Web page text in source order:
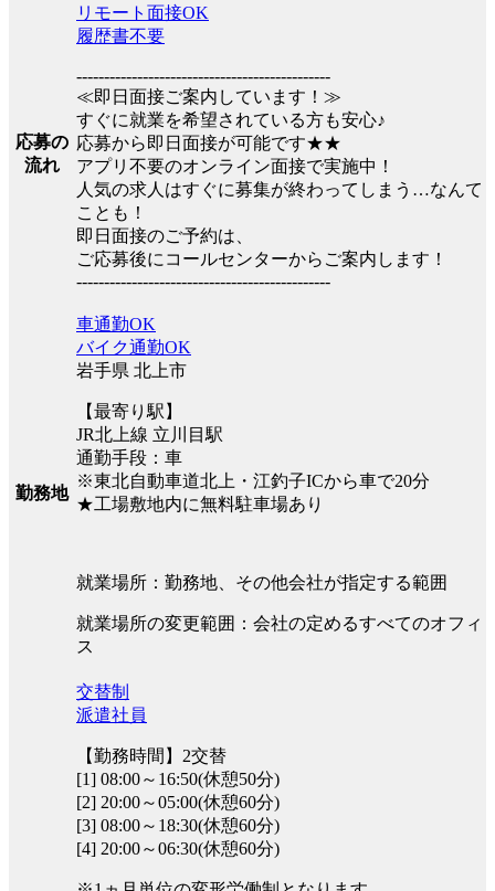
応募の
流れ
リモート面接OK
履歴書不要
----------------------------------------------
≪即日面接ご案内しています！≫
すぐに就業を希望されている方も安心♪
応募から即日面接が可能です★★
アプリ不要のオンライン面接で実施中！
人気の求人はすぐに募集が終わってしまう…なんて
ことも！
即日面接のご予約は、
ご応募後にコールセンターからご案内します！
----------------------------------------------
勤務地
車通勤OK
バイク通勤OK
岩手県 北上市
【最寄り駅】
JR北上線 立川目駅
通勤手段：車
※東北自動車道北上・江釣子ICから車で20分
★工場敷地内に無料駐車場あり
就業場所：勤務地、その他会社が指定する範囲
就業場所の変更範囲：会社の定めるすべてのオフィ
ス
交替制
派遣社員
【勤務時間】2交替
[1] 08:00～16:50(休憩50分)
[2] 20:00～05:00(休憩60分)
[3] 08:00～18:30(休憩60分)
[4] 20:00～06:30(休憩60分)